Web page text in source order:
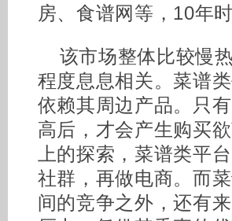
房、食谱网等，10年
该市场整体比较慢
程度息息相关。菜谱
依赖其周边产品。只
高后，才会产生购买
上的探索，菜谱类平
社群，再做电商。而
间的竞争之外，还有